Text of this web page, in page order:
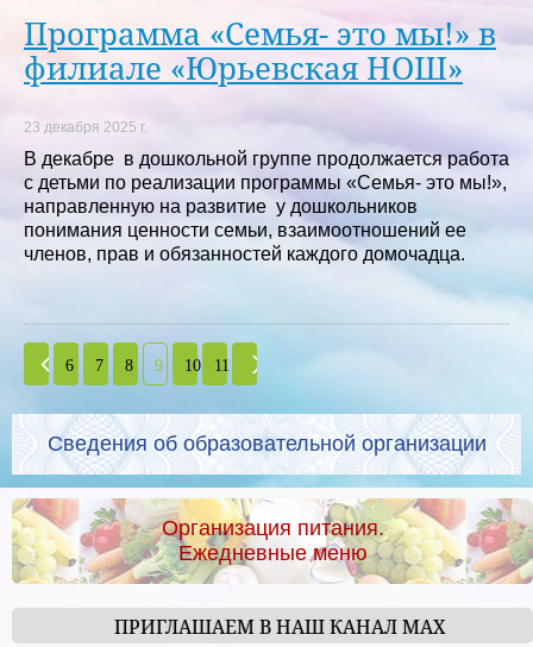
Программа «Семья- это мы!» в
филиале «Юрьевская НОШ»
23 декабря 2025 г.
В декабре в дошкольной группе продолжается работа
с детьми по реализации программы «Семья- это мы!»,
направленную на развитие у дошкольников
понимания ценности семьи, взаимоотношений ее
членов, прав и обязанностей каждого домочадца.
6 7 8 9 10 11
Сведения об образовательной организации
Организация питания.
Ежедневные меню
ПРИГЛАШАЕМ В НАШ КАНАЛ МАХ